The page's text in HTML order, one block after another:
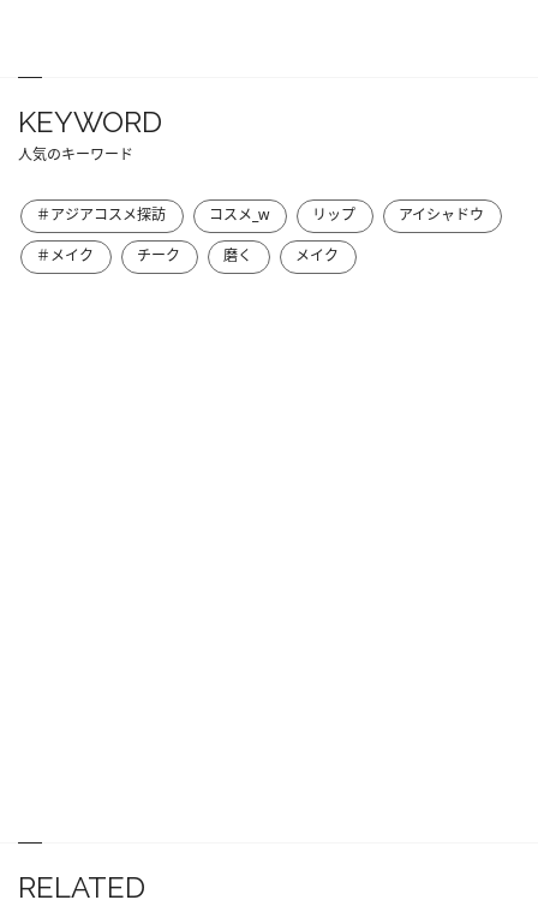
KEYWORD
人気のキーワード
＃アジアコスメ探訪 コスメ_w リップ
アイシャドウ
＃メイク
チーク 磨く メイク
RELATED